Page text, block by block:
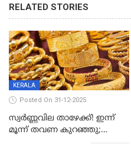
RELATED STORIES
KERALA
Posted On 31-12-2025
സ്വർണ്ണവില താഴേക്ക്! ഇന്ന്
മൂന്ന് തവണ കുറഞ്ഞു;